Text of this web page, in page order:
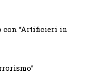
con “Artificieri in